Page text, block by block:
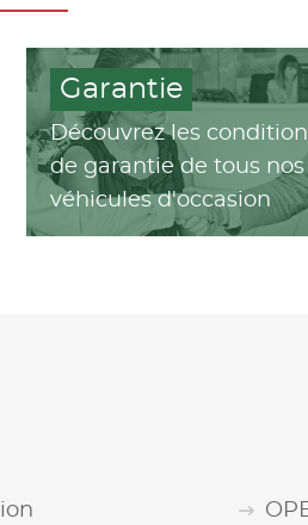
Garantie
Découvrez les
de garantie de tous nos
véhicules d'occasion